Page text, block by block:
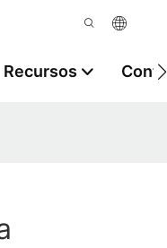
Recursos